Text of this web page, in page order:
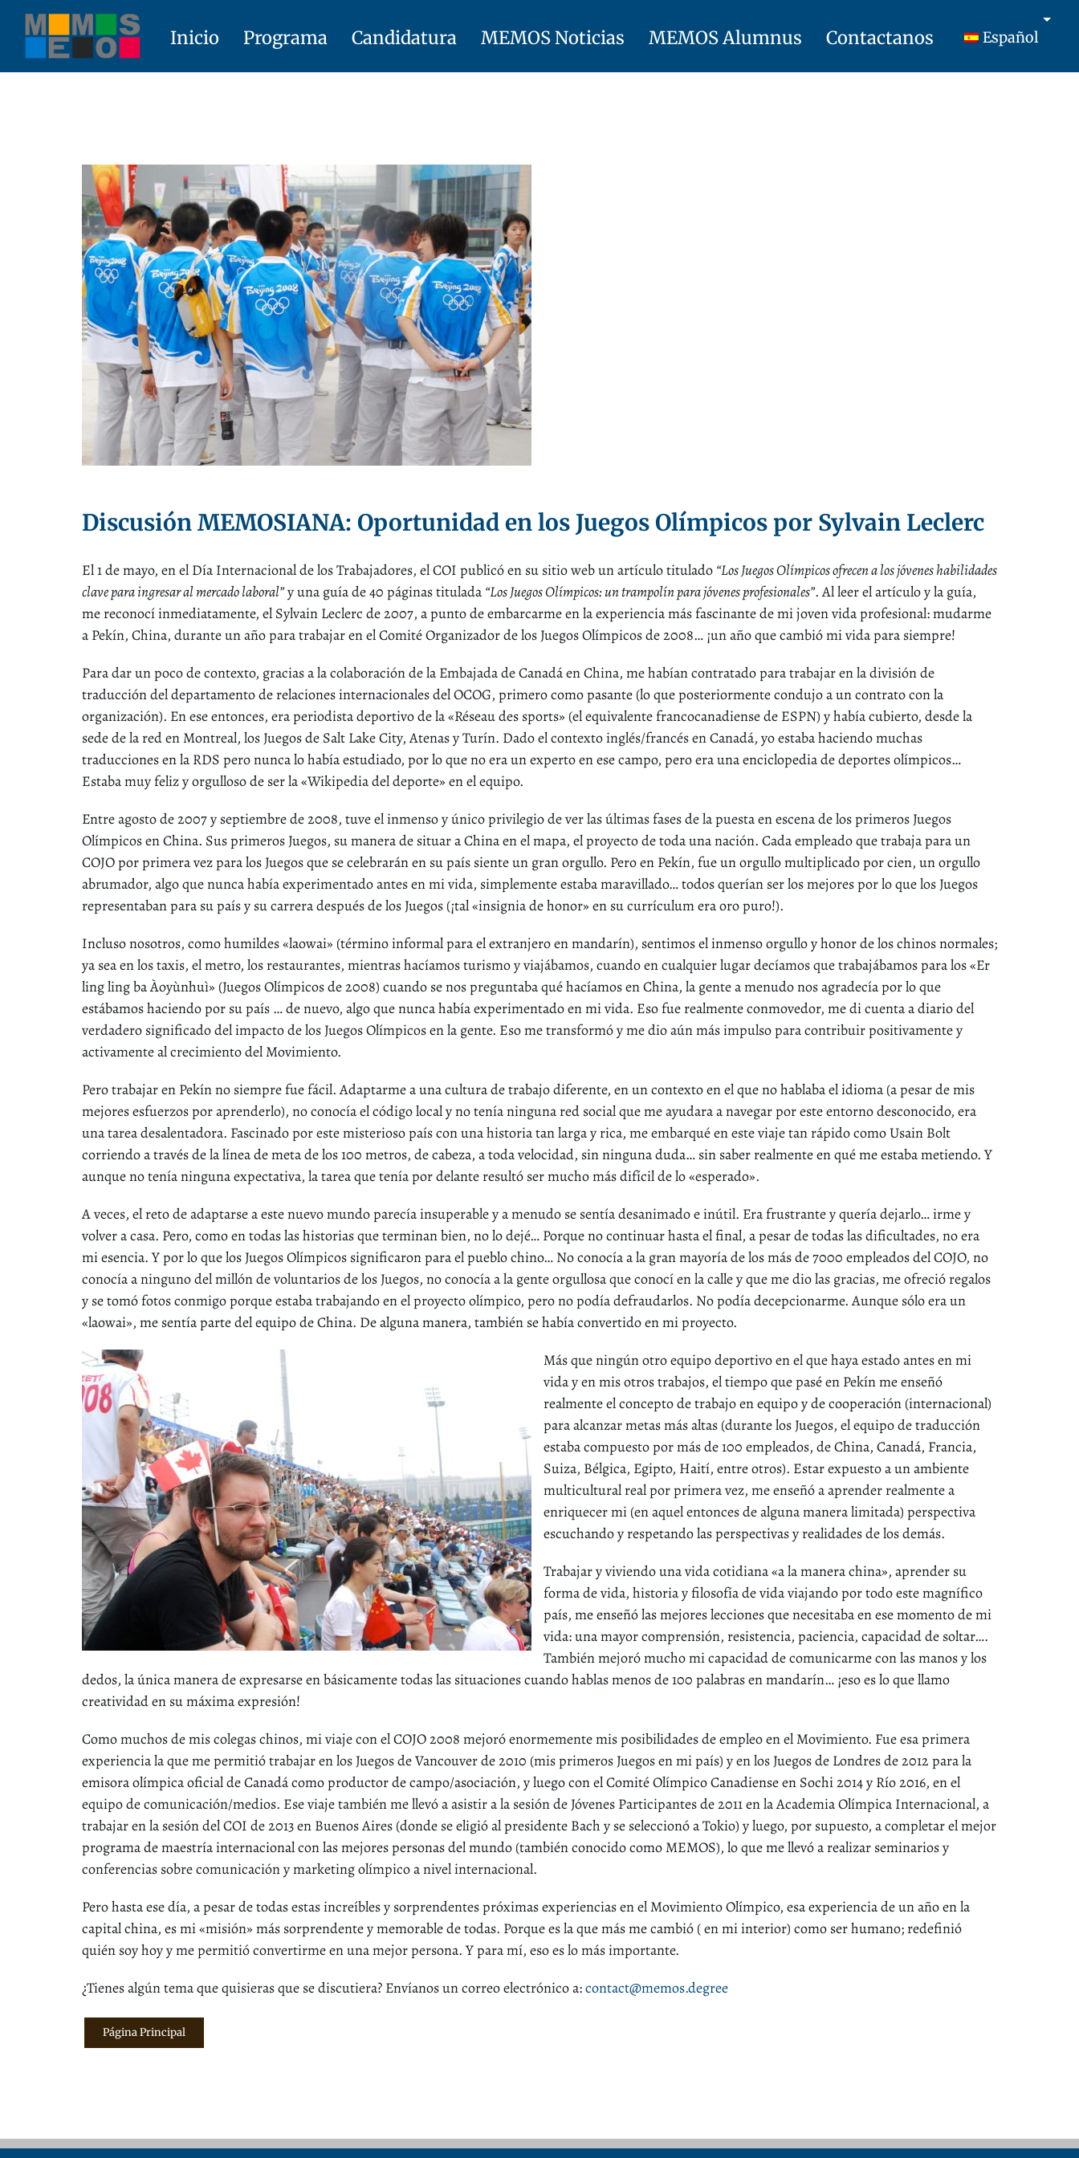
Skip
content
Inicio Programa Candidatura MEMOS Noticias MEMOS Alumnus Contactanos Español
Discusión MEMOSIANA: Oportunidad enlos Juegos Olímpicos por Sylvain Leclerc
El 1 de mayo, en el Día Internacional de los Trabajadores, el COI publicó en su sitio web un artículo titulado “Los Juegos Olímpicos ofrecen a los jóvenes habilidades
clave para ingresar al mercado laboral”y una guía de 40 páginas titulada “Los Juegos Olímpicos: un trampolín para jóvenes profesionales”. Al leer el artículo y la guía,
me reconocí inmediatamente, el Sylvain Leclerc de 2007, a punto de embarcarme en la experiencia más fascinante de mi joven vida profesional: mudarme
a Pekín, China, durante un año para trabajar en el Comité Organizador de los Juegos Olímpicos de 2008… ¡un año que cambió mi vida para siempre!
Para dar un poco de contexto, gracias a la colaboración de la Embajada de Canadá en China, me habían contratado para trabajar en la división de
traducción del departamento de relaciones internacionales del OCOG, primero como pasante (lo que posteriormente condujo a un contrato con la
organización). En ese entonces, era periodista deportivo de la «Réseau des sports» (el equivalente francocanadiense de ESPN) y había cubierto, desde la
sede de la red en Montreal, los Juegos de Salt Lake City, Atenas y Turín. Dado el contexto inglés/francés en Canadá, yo estaba haciendo muchas
traducciones en la RDS pero nunca lo había estudiado, por lo que no era un experto en ese campo, pero era una enciclopedia de deportes olímpicos…
Estaba muy feliz y orgulloso de ser la «Wikipedia del deporte» en el equipo.
Entre agosto de 2007 y septiembre de 2008, tuve el inmenso y único privilegio de ver las últimas fases de la puesta en escena de los primeros Juegos
Olímpicos en China. Sus primeros Juegos, su manera de situar a China en el mapa, el proyecto de toda una nación. Cada empleado que trabaja para un
COJO por primera vez para los Juegos que se celebrarán en su país siente un gran orgullo. Pero en Pekín, fue un orgullo multiplicado por cien, un orgullo
abrumador, algo que nunca había experimentado antes en mi vida, simplemente estaba maravillado… todos querían ser los mejores por lo que los Juegos
representaban para su país y su carrera después de los Juegos (¡tal «insignia de honor» en su currículum era oro puro!).
Incluso nosotros, como humildes «laowai» (término informal para el extranjero en mandarín), sentimos el inmenso orgullo y honor de los chinos normales;
ya sea en los taxis, el metro, los restaurantes, mientras hacíamos turismo y viajábamos, cuando en cualquier lugar decíamos que trabajábamos para los «Er
ling ling ba Àoyùnhuì» (Juegos Olímpicos de 2008) cuando se nos preguntaba qué hacíamos en China, la gente a menudo nos agradecía por lo que
estábamos haciendo por su país … de nuevo, algo que nunca había experimentado en mi vida. Eso fue realmente conmovedor, me di cuenta a diario del
verdadero significado del impacto de los Juegos Olímpicos en la gente. Eso me transformó y me dio aún más impulso para contribuir positivamente y
activamente al crecimiento del Movimiento.
Pero trabajar en Pekín no siempre fue fácil. Adaptarme a una cultura de trabajo diferente, en un contexto en el que no hablaba el idioma (a pesar de mis
mejores esfuerzos por aprenderlo), no conocía el código local y no tenía ninguna red social que me ayudara a navegar por este entorno desconocido, era
una tarea desalentadora. Fascinado por este misterioso país con una historia tan larga y rica, me embarqué en este viaje tan rápido como Usain Bolt
corriendo a través de la línea de meta de los 100 metros, de cabeza, a toda velocidad, sin ninguna duda… sin saber realmente en qué me estaba metiendo. Y
aunque no tenía ninguna expectativa, la tarea que tenía por delante resultó ser mucho más difícil de lo «esperado».
A veces, el reto de adaptarse a este nuevo mundo parecía insuperable y a menudo se sentía desanimado e inútil. Era frustrante y quería dejarlo… irme y
volver a casa. Pero, como en todas las historias que terminan bien, no lo dejé… Porque no continuar hasta el final, a pesar de todas las dificultades, no era
mi esencia. Y por lo que los Juegos Olímpicos significaron para el pueblo chino… No conocía a la gran mayoría de los más de 7000 empleados del COJO, no
conocía a ninguno del millón de voluntarios de los Juegos, no conocía a la gente orgullosa que conocí en la calle y que me dio las gracias, me ofreció regalos
y se tomó fotos conmigo porque estaba trabajando en el proyecto olímpico, pero no podía defraudarlos. No podía decepcionarme. Aunque sólo era un
«laowai», me sentía parte del equipo de China. De alguna manera, también se había convertido en mi proyecto.
Más que ningún otro equipo deportivo en el que haya estado antes en mi
vida y en mis otros trabajos, el tiempo que pasé en Pekín me enseñó
realmente el concepto de trabajo en equipo y de cooperación (internacional)
para alcanzar metas más altas (durante los Juegos, el equipo de traducción
estaba compuesto por más de 100 empleados, de China, Canadá, Francia,
Suiza, Bélgica, Egipto, Haití, entre otros). Estar expuesto a un ambiente
multicultural real por primera vez, me enseñó a aprender realmente a
enriquecer mi (en aquel entonces de alguna manera limitada) perspectiva
escuchando y respetando las perspectivas y realidades de los demás.
Trabajar y viviendo una vida cotidiana «a la manera china», aprender su
forma de vida, historia y filosofía de vida viajando por todo este magnífico
país, me enseñó las mejores lecciones que necesitaba en ese momento de mi
vida: una mayor comprensión, resistencia, paciencia, capacidad de soltar….
También mejoró mucho mi capacidad de comunicarme con las manos y los
dedos, la única manera de expresarse en básicamente todas las situaciones cuando hablas menos de 100 palabras en mandarín… ¡eso es lo que llamo
creatividad en su máxima expresión!
Como muchos de mis colegas chinos, mi viaje con el COJO 2008 mejoró enormemente mis posibilidades de empleo en el Movimiento. Fue esa primera
experiencia la que me permitió trabajar en los Juegos de Vancouver de 2010 (mis primeros Juegos en mi país) y en los Juegos de Londres de 2012 para la
emisora olímpica oficial de Canadá como productor de campo/asociación, y luego con el Comité Olímpico Canadiense en Sochi 2014 y Río 2016, en el
equipo de comunicación/medios. Ese viaje también me llevó a asistir a la sesión de Jóvenes Participantes de 2011 en la Academia Olímpica Internacional, a
trabajar en la sesión del COI de 2013 en Buenos Aires (donde se eligió al presidente Bach y se seleccionó a Tokio) y luego, por supuesto, a completar el mejor
programa de maestría internacional con las mejores personas del mundo (también conocido como MEMOS), lo que me llevó a realizar seminarios y
conferencias sobre comunicación y marketing olímpico a nivel internacional.
Pero hasta ese día, a pesar de todas estas increíbles y sorprendentes próximas experiencias en el Movimiento Olímpico, esa experiencia de un año en la
capital china, es mi «misión» más sorprendente y memorable de todas. Porque es la que más me cambió ( en mi interior) como ser humano; redefinió
quién soy hoy y me permitió convertirme en una mejor persona. Y para mí, eso es lo más importante.
¿Tienes algún tema que quisieras que se discutiera? Envíanos un correo electrónico a:contact@memos.degree
Página Principal